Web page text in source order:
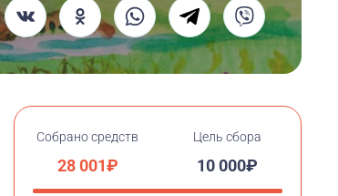
Собрано средств
28 001₽
Цель сбора
10 000₽